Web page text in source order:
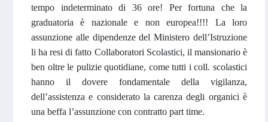
tempo indeterminato di 36 ore! Per fortuna che la
graduatoria è nazionale e non europea!!!! La loro
assunzione alle dipendenze del Ministero dell’Istruzione
li ha resi di fatto Collaboratori Scolastici, il mansionario è
ben oltre le pulizie quotidiane, come tutti i coll. scolastici
hanno il dovere fondamentale della vigilanza,
dell’assistenza e considerato la carenza degli organici è
una beffa l’assunzione con contratto part time.